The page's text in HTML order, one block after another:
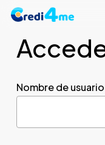
Skip
main
Nombre de